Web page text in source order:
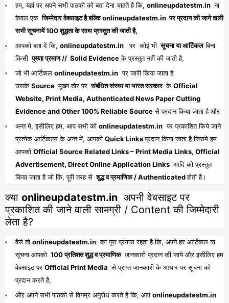
हम, यहां पर अपने सभी पाठको को बता देना चाहते है कि, onlineupdatestm.in ना
केवल एक जिम्मेदार वेबसाइट है बल्कि onlineupdatestm.in पर प्रदान की जाने वाली
सभी सूचनायें 100 शुद्धता के साथ प्रस्तुत की जाती है,
आपको बता दें कि, onlineupdatestm.in पर कोई भी सूचना या आर्टिकलबिना
किसी पुख्ता प्रमाण // Solid Evidenceके प्रस्तुत नहीं की जाती है,
जो भी आर्टिकल onlineupdatestm.in पर जारी किया जाता है
उसके Source मुख्य तौर पर संबंधित संस्था या भारत सरकार के Official
Website, Print Media, Authenticated News Paper Cutting
Evidence and Other 100% Reliable Sourceसे प्रदान किया जाता है औऱ
अन्त मे, इसीलिए हम, आप सभी को onlineupdatestm.in पर प्रकाशित किये जाने
प्रत्येक आर्टिकल्स के अन्त में, आपको Quick Linksप्रदान किया जाता है जिसमे हम
आपको Official Source Related Links – Print Media Links, Official
Advertisement, Direct Online Application Links आदि को प्रस्तुत
किया जाता है जो कि, पूरी तरह से शुद्ध व प्रमाणिक / Authenticatedहोती है।
क्या onlineupdatestm.in अपनी वेबसाइट पर
प्रकाशित की जाने वाली सामग्री / Content की जिम्मेदारी
लेता है?
वैसे तो onlineupdatestm.in का पूरा प्रयास रहता है कि, अपने हर आर्टिकल या
सूचना आपको 100 प्रतिशत शुद्ध व प्रमाणिक जानकारी प्रदान की जाये औऱ इसीलिए हम
वेबसाइट पर Official Print Media से प्राप्त जानकारी के आधार पर सूचना को
प्रदान करते है,
औऱ अपने सभी पाठको से विनम्र अनुरोध करते है कि, आपonlineupdatestm.in